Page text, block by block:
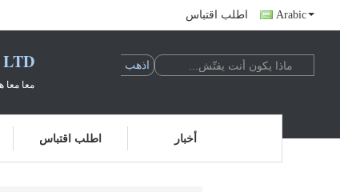
اطلب اقتباس Arabic
معا معا
اطلب اقتباس أخبار